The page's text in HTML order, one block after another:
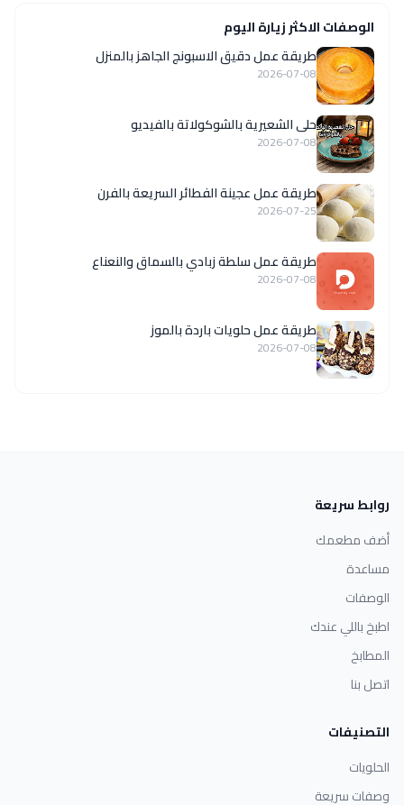
الوصفات الاكثر زيارة اليوم
طريقة عمل دقيق الاسبونج الجاهز بالمنزل
2026-07-08
حلى الشعيرية بالشوكولاتة بالفيديو
2026-07-08
طريقة عمل عجينة الفطائر السريعة بالفرن
2026-07-25
طريقة عمل سلطة زبادي بالسماق والنعناع
2026-07-08
طريقة عمل حلويات باردة بالموز
2026-07-08
روابط سريعة
أضف مطعمك
مساعدة
الوصفات
اطبخ باللي عندك
المطابخ
اتصل بنا
التصنيفات
الحلويات
وصفات سريعة